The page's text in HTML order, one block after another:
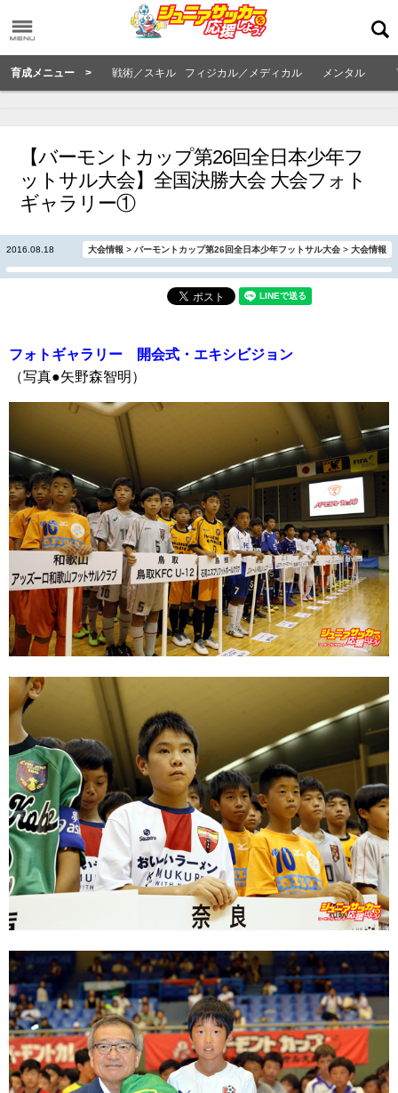
育成メニュー > 戦術／スキル フィジカル／メディカル メンタル
【バーモントカップ第26回全日本少年フ
ットサル大会】全国決勝大会 大会フォト
ギャラリー①
2016.08.18 大会情報 > バーモントカップ第26回全日本少年フットサル大会 > 大会情報
フォトギャラリー 開会式・エキシビジョン
（写真●矢野森智明）